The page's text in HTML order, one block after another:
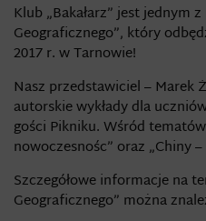
Klub „Bakałarz” jest jednym
Geograficznego”, który
2017 r. w Tarnowie!
Nasz przedstawiciel – Marek
autorskie wykłady dla
gości Pikniku. Wśród
nowoczesnośc” oraz „Chiny
Szczegółowe informacje na
Geograficznego” można